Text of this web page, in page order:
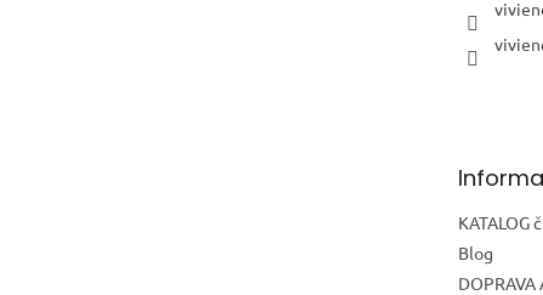
KATALOG
Blog
DOPRAVA